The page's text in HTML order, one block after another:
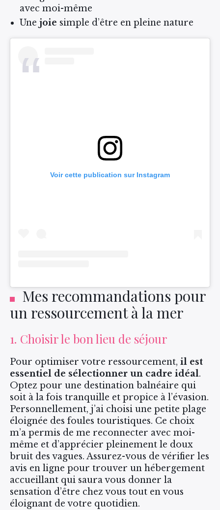
avec moi-même
Une joie simple d’être en pleine nature
Voir cette publication sur Instagram
Mes recommandations pour
un ressourcement à la mer
1. Choisir le bon lieu de séjour
Pour optimiser votre ressourcement, il est
essentiel de sélectionner un cadre idéal.
Optez pour une destination balnéaire qui
soit à la fois tranquille et propice à l’évasion.
Personnellement, j’ai choisi une petite plage
éloignée des foules touristiques. Ce choix
m’a permis de me reconnecter avec moi-
même et d’apprécier pleinement le doux
bruit des vagues. Assurez-vous de vérifier les
avis en ligne pour trouver un hébergement
accueillant qui saura vous donner la
sensation d’être chez vous tout en vous
éloignant de votre quotidien.